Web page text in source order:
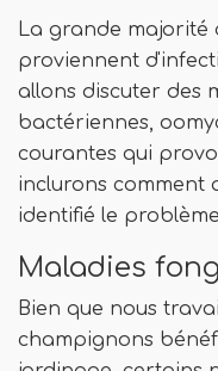
La grande majorité
proviennent
allons discuter des
bactériennes,
courantes qui
inclurons comment
identifié le
Maladies
Bien que nous
champignons